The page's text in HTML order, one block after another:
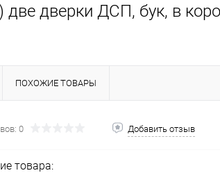
дверки ДСП, бук, в
ПОХОЖИЕ ТОВАРЫ
0 Добавить отзыв
товара: